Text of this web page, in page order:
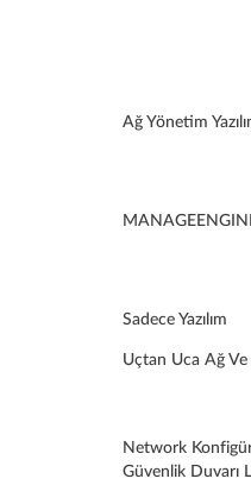
Ağ Yönetim
Sadece Yazılım
Uçtan Uca Ağ Ve
Network
Güvenlik Duvarı